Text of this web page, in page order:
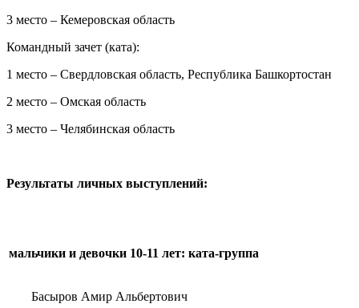
3 место – Кемеровская область
Командный зачет (ката):
1 место – Свердловская область, Республика Башкортостан
2 место – Омская область
3 место – Челябинская область
Результаты личных выступлений:
мальчики и девочки 10-11 лет: ката-группа
Басыров Амир Альбертович